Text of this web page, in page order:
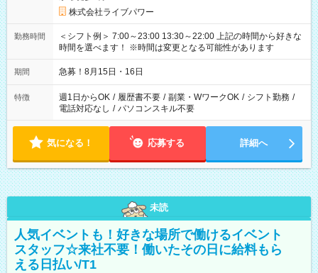
株式会社ライブパワー
勤務時間
＜シフト例＞ 7:00～23:00 13:30～22:00 上記の時間から好きな
時間を選べます！ ※時間は変更となる可能性があります
期間 急募！8月15日・16日
特徴 週1日からOK / 履歴書不要 / 副業・WワークOK / シフト勤務 /
電話対応なし / パソコンスキル不要
気になる！ 応募する 詳細へ
未読
人気イベントも！好きな場所で働けるイベント
スタッフ☆来社不要！働いたその日に給料もら
える日払い/T1